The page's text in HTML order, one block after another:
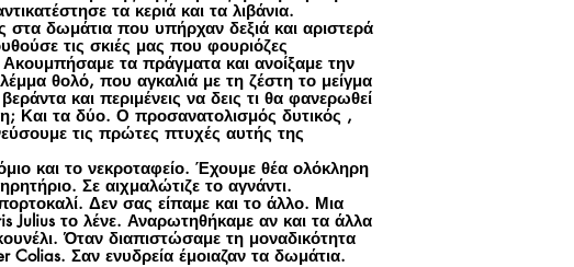
τα κεριά και τα λιβάνια.
στα δωμάτια που υπήρχαν δεξιά και αριστερά
τις σκιές μας που φουριόζες
τα πράγματα και ανοίξαμε την
θολό, που αγκαλιά με τη ζέστη το μείγμα
και περιμένεις να δεις τι θα φανερωθεί
Και τα δύο. Ο προσανατολισμός δυτικός ,
τις πρώτες πτυχές αυτής της
και το νεκροταφείο. Έχουμε θέα ολόκληρη
Σε αιχμαλώτιζε το αγνάντι.
Δεν σας είπαμε και το άλλο. Μια
το λένε. Αναρωτηθήκαμε αν και τα άλλα
Όταν διαπιστώσαμε τη μοναδικότητα
Σαν ενυδρεία έμοιαζαν τα δωμάτια.